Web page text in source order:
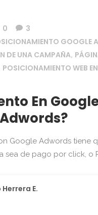
0
3
GOOGLE
DE UNA CAMPAÑA,
POSICIONAMIENTO WEB
En
Google Adwords tiene
sea de pago por click, o
E.